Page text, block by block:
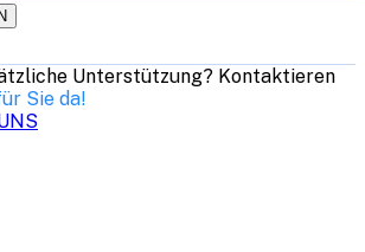
Unterstützung? Kontaktieren
Sie da!